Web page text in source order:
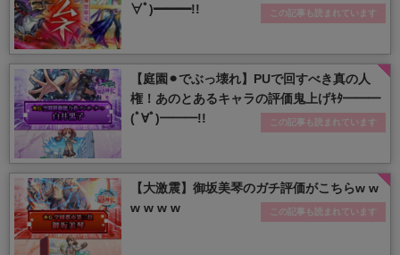
∀ﾟ)━━━!!
この記事も読まれています
【庭園⚫︎でぶっ壊れ】PUで回すべき真の人
権！あのとあるキャラの評価鬼上げｷﾀ━━━
(ﾟ∀ﾟ)━━━!!
この記事も読まれています
【大激震】御坂美琴のガチ評価がこちらw w
w w w w
この記事も読まれています